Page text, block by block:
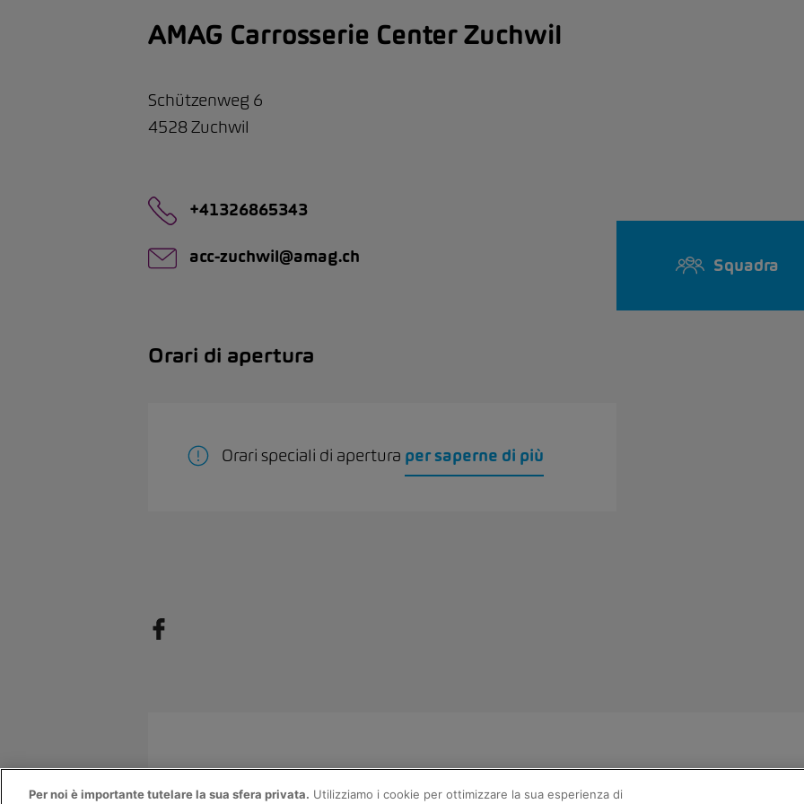
AMAG Carrosserie Center Zuchwil
Schützenweg 6
4528Zuchwil
+41326865343
acc-zuchwil@amag.ch Squadra
Orari di apertura
Orari speciali di apertura per saperne di più
Per noi è importante tutelare la sua sfera privata. Utilizziamo i cookie per ottimizzare la sua esperienza di